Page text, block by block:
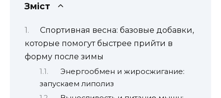
Зміст
Спортивная весна: базовые добавки,
которые помогут быстрее прийти в
форму после зимы
Энергообмен и жиросжигание:
запускаем липолиз